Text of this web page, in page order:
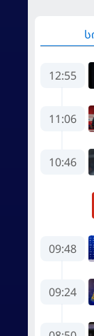
12:55
11:06
10:46
09:48
09:24